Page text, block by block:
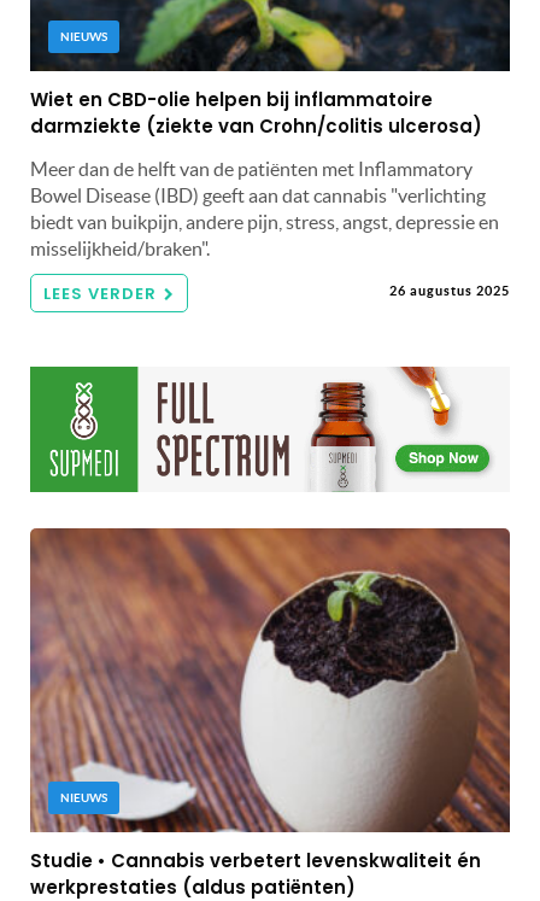
NIEUWS
Wiet en CBD-olie helpen bij inflammatoire
darmziekte (ziekte van Crohn/colitis ulcerosa)
Meer dan de helft van de patiënten met Inflammatory
Bowel Disease (IBD) geeft aan dat cannabis "verlichting
biedt van buikpijn, andere pijn, stress, angst, depressie en
misselijkheid/braken".
LEES VERDER 26 augustus 2025
NIEUWS
Studie • Cannabis verbetert levenskwaliteit én
werkprestaties (aldus patiënten)